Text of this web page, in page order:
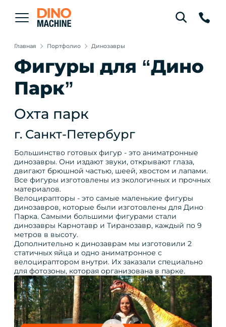
Главная Портфолио Динозавры
Фигуры для “Дино
Парк”
Охта парк
г. Санкт-Петербург
Большинство готовых фигур - это аниматронные
динозавры. Они издают звуки, открывают глаза,
двигают брюшной частью, шеей, хвостом и лапами.
Все фигуры изготовлены из экологичных и прочных
материалов.
Велоцирапторы - это самые маленькие фигуры
динозавров, которые были изготовлены для Дино
Парка. Самыми большими фигурами стали
динозавры Карнотавр и Тиранозавр, каждый по 9
метров в высоту.
Дополнительно к динозаврам мы изготовили 2
статичных яйца и одно аниматронное с
велоцираптором внутри. Их заказали специально
для фотозоны, которая организована в парке.